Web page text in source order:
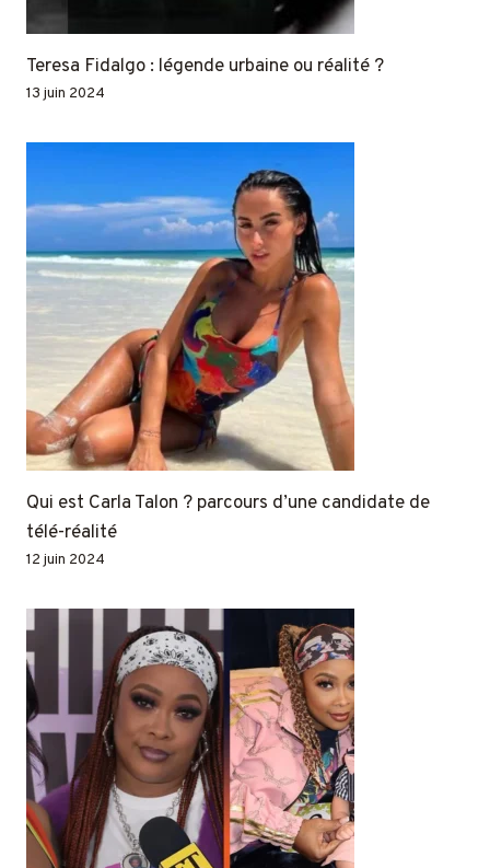
Teresa Fidalgo : légende urbaine ou réalité ?
13 juin 2024
Qui est Carla Talon ? parcours d’une candidate de
télé-réalité
12 juin 2024